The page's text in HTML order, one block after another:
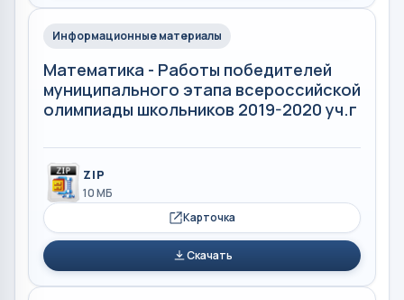
Информационные материалы
Математика - Работы победителей
муниципального этапа всероссийской
олимпиады школьников 2019-2020 уч.г
ZIP
10 МБ
Карточка
Скачать